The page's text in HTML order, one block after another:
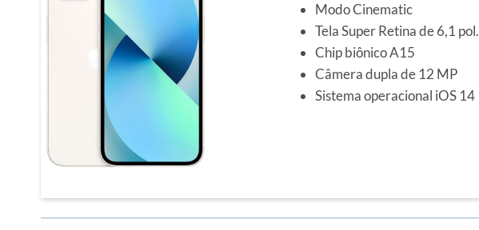
Modo Cinematic
Tela Super Retina de 6,1 pol.
Chip biônico A15
Câmera dupla de 12 MP
Sistema operacional iOS 14